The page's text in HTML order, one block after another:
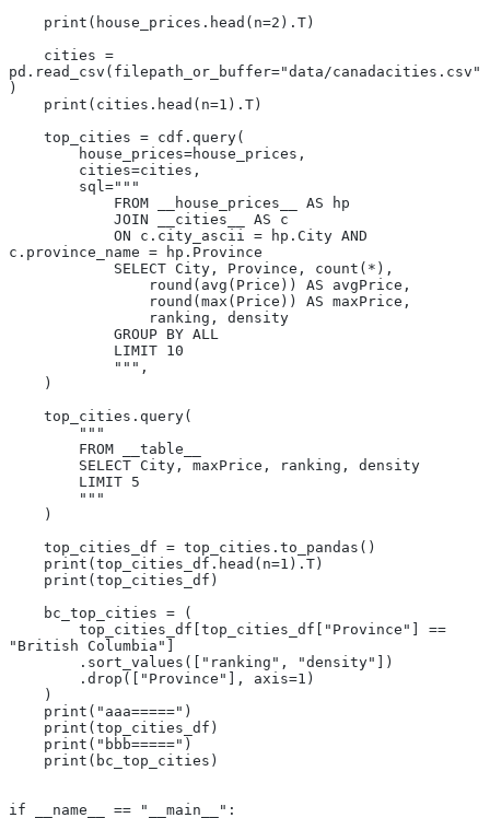
    print(house_prices.head(n=2).T)
pd.read_csv(filepath_or_buffer="data/canadacities.csv"
)
    print(cities.head(n=1).T)
    top_cities = cdf.query(
        house_prices=house_prices,
        cities=cities,
        sql="""
            FROM __house_prices__ AS hp
            JOIN __cities__ AS c
c.province_name = hp.Province
            SELECT City, Province, count(*),
                round(avg(Price)) AS avgPrice,
                round(max(Price)) AS maxPrice,
                ranking, density
            GROUP BY ALL
            LIMIT 10
            """,
    )
    top_cities.query(
        """
        FROM __table__
        SELECT City, maxPrice, ranking, density
        LIMIT 5
        """
    )
    top_cities_df = top_cities.to_pandas()
    print(top_cities_df.head(n=1).T)
    print(top_cities_df)
    bc_top_cities = (
"British Columbia"]
        .sort_values(["ranking", "density"])
        .drop(["Province"], axis=1)
    )
    print("aaa=====")
    print(top_cities_df)
    print("bbb=====")
    print(bc_top_cities)
if __name__ == "__main__":